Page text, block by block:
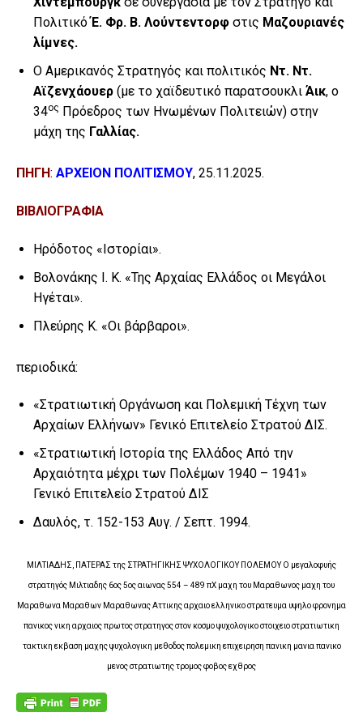
ΠολιτικόΈ. Φρ. Β. Λούντεντορφ στις Μαζουριανές
λίμνες.
Ο Αμερικανός Στρατηγός και πολιτικός Ντ. Ντ.
Αϊζενχάουερ (με το χαϊδευτικό παρατσουκλι Άικ, ο
34ος Πρόεδρος των Ηνωμένων Πολιτειών) στην
μάχη της Γαλλίας.
ΠΗΓΗ: ΑΡΧΕΙΟΝ ΠΟΛΙΤΙΣΜΟΥ, 25.11.2025.
ΒΙΒΛΙΟΓΡΑΦΙΑ
Ηρόδοτος «Ιστορίαι».
Βολονάκης Ι. Κ. «Της Αρχαίας Ελλάδος οι Μεγάλοι
Ηγέται».
Πλεύρης Κ. «Οι βάρβαροι».
περιοδικά:
«Στρατιωτική Οργάνωση και Πολεμική Τέχνη των
Αρχαίων Ελλήνων» Γενικό Επιτελείο Στρατού ΔΙΣ.
«Στρατιωτική Ιστορία της Ελλάδος Από την
Αρχαιότητα μέχρι των Πολέμων 1940 – 1941»
Γενικό Επιτελείο Στρατού ΔΙΣ
Δαυλός, τ. 152-153 Αυγ. / Σεπτ. 1994.
ΜΙΛΤΙΑΔΗΣ, ΠΑΤΕΡΑΣ της ΣΤΡΑΤΗΓΙΚΗΣ ΨΥΧΟΛΟΓΙΚΟΥ ΠΟΛΕΜΟΥ Ο μεγαλοφυής
στρατηγός Μιλτιαδης 6ος 5ος αιωνας 554 – 489 πΧ μαχη του Μαραθωνος μαχη του
Μαραθωνα Μαραθων Μαραθωνας Αττικης αρχαιο ελληνικο στρατευμα υψηλο φρονημα
πανικος νικη αρχαιος πρωτος στρατηγος στον κοσμο ψυχολογικο στοιχειο στρατιωτικη
τακτικη εκβαση μαχης ψυχολογικη μεθοδος πολεμικη επιχειρηση πανικη μανια πανικο
μενος στρατιωτης τρομος φοβος εχθρος